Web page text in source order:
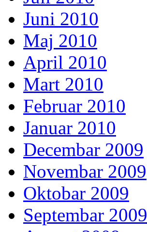
Juni 2010
Maj 2010
April 2010
Mart 2010
Februar 2010
Januar 2010
Decembar 2009
Novembar 2009
Oktobar 2009
Septembar 2009